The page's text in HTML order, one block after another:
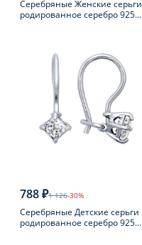
Серебряные Женские серьги
родированное серебро 925
788 ₽1 126-30%
Серебряные Детские серьги
родированное серебро 925